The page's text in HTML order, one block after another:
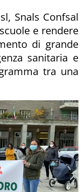
Snals Confsal
e rendere
di grande
sanitaria e
tra una